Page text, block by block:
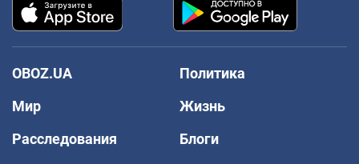
OBOZ.UA
Политика
Мир
Жизнь
Расследования
Блоги